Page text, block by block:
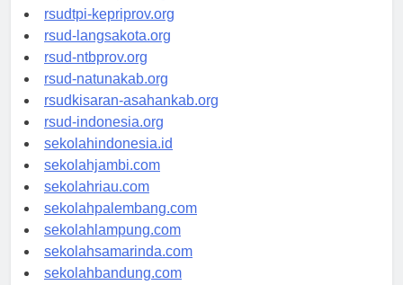
rsud-sulbarprov.org
rsudtpi-kepriprov.org
rsud-langsakota.org
rsud-ntbprov.org
rsud-natunakab.org
rsudkisaran-asahankab.org
rsud-indonesia.org
sekolahindonesia.id
sekolahjambi.com
sekolahriau.com
sekolahpalembang.com
sekolahlampung.com
sekolahsamarinda.com